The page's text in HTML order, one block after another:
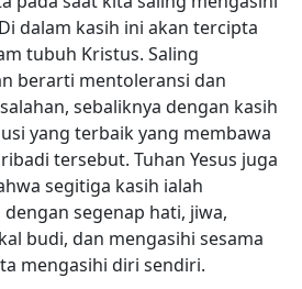
dalam kasih ini akan tercipta
tubuh Kristus. Saling
berarti mentoleransi dan
sebaliknya dengan kasih
yang terbaik yang membawa
tersebut. Tuhan Yesus juga
segitiga kasih ialah
segenap hati, jiwa,
budi, dan mengasihi sesama
mengasihi diri sendiri.